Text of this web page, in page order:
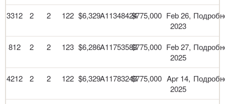
3312 2 2 122 $6,329A11348424$775,000 Feb 26,
2023
812 2 2 123 $6,286A11753583$775,000 Feb 27,
2025
4212 2 2 122 $6,329A11783243$775,000 Apr 14,
2025